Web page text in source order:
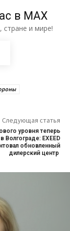
в МАХ
стране и мире!
Следующая статья
уровня теперь
Волгограде: EXEED
обновленный
дилерский центр